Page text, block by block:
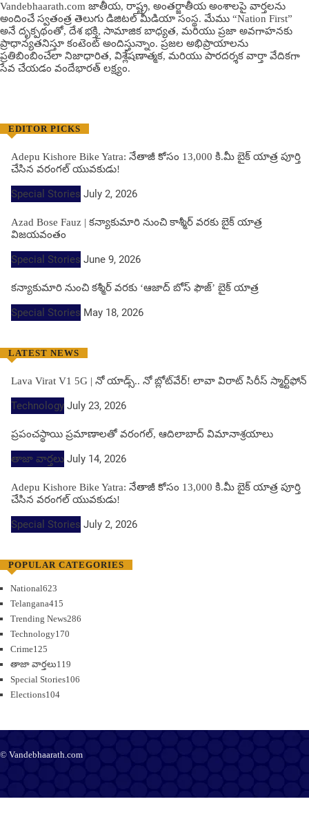
Vandebhaarath.com జాతీయ, రాష్ట్ర, అంతర్జాతీయ అంశాలపై వార్తలను
అందించే స్వతంత్ర తెలుగు డిజిటల్ మీడియా సంస్థ. మేము “Nation First”
అనే దృక్పథంతో, దేశ భక్తి, సామాజిక బాధ్యత, మరియు ప్రజా అవగాహనకు
ప్రాధాన్యతనిస్తూ కంటెంట్ అందిస్తున్నాం. ప్రజల అభిప్రాయాలను
ప్రతిబింబించేలా నిజాధారిత, విశ్లేషణాత్మక, మరియు పారదర్శక వార్తా వేదికగా
సేవ చేయడం వందేభార‌త్ ల‌క్ష్యం.
EDITOR PICKS
Adepu Kishore Bike Yatra: నేతాజీ కోసం 13,000 కి.మీ బైక్ యాత్ర పూర్తి
చేసిన వరంగల్ యువకుడు!
Special Stories July 2, 2026
Azad Bose Fauz | కన్యాకుమారి నుంచి కాశ్మీర్ వరకు బైక్ యాత్ర
విజయవంతం
Special Stories June 9, 2026
కన్యాకుమారి నుంచి కశ్మీర్ వరకు ‘ఆజాద్ బోస్ ఫౌజ్’ బైక్ యాత్ర
Special Stories May 18, 2026
LATEST NEWS
Lava Virat V1 5G | నో యాడ్స్.. నో బ్లోట్‌వేర్! లావా విరాట్ సిరీస్ స్మార్ట్‌ఫోన్​
Technology July 23, 2026
ప్రపంచస్థాయి ప్రమాణాలతో వరంగల్, ఆదిలాబాద్ విమానాశ్రయాలు
తాజా వార్తలు July 14, 2026
Adepu Kishore Bike Yatra: నేతాజీ కోసం 13,000 కి.మీ బైక్ యాత్ర పూర్తి
చేసిన వరంగల్ యువకుడు!
Special Stories July 2, 2026
POPULAR CATEGORIES
National623
Telangana415
Trending News286
Technology170
Crime125
తాజా వార్తలు119
Special Stories106
Elections104
© Vandebhaarath.com